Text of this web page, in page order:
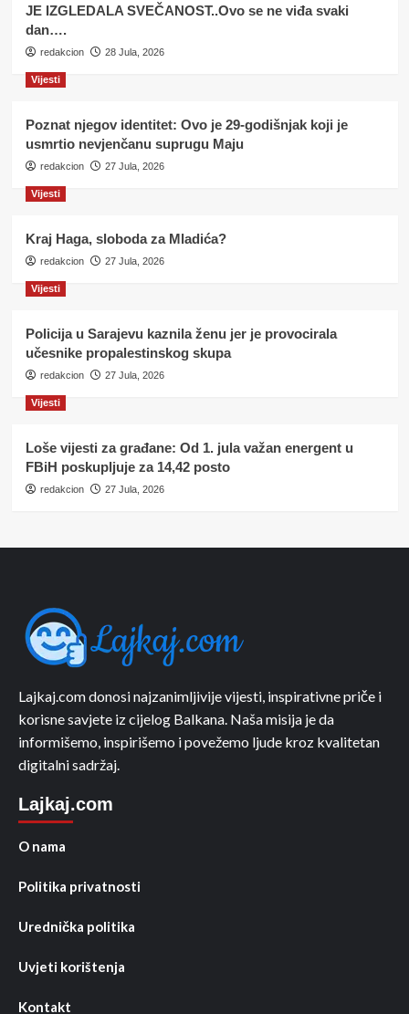
JE IZGLEDALA SVEČANOST..Ovo se ne viđa svaki
dan….
redakcion 28 Jula, 2026
Vijesti
Poznat njegov identitet: Ovo je 29-godišnjak koji je
usmrtio nevjenčanu suprugu Maju
redakcion 27 Jula, 2026
Vijesti
Kraj Haga, sloboda za Mladića?
redakcion 27 Jula, 2026
Vijesti
Policija u Sarajevu kaznila ženu jer je provocirala
učesnike propalestinskog skupa
redakcion 27 Jula, 2026
Vijesti
Loše vijesti za građane: Od 1. jula važan energent u
FBiH poskupljuje za 14,42 posto
redakcion 27 Jula, 2026
Lajkaj.com donosi najzanimljivije vijesti, inspirativne priče i
korisne savjete iz cijelog Balkana. Naša misija je da
informišemo, inspirišemo i povežemo ljude kroz kvalitetan
digitalni sadržaj.
Lajkaj.com
O nama
Politika privatnosti
Urednička politika
Uvjeti korištenja
Kontakt